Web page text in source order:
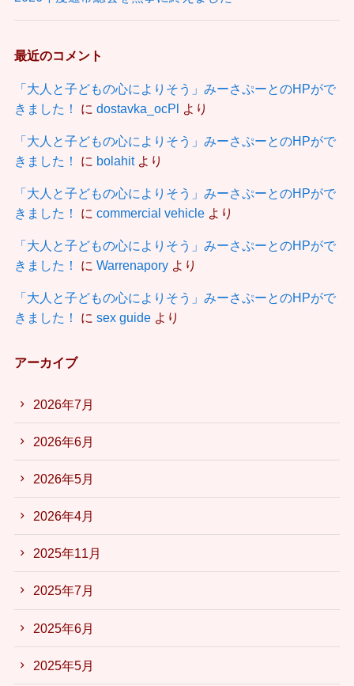
最近のコメント
「大人と子どもの心によりそう」みーさぷーとのHPがで
きました！
に dostavka_ocPl より
「大人と子どもの心によりそう」みーさぷーとのHPがで
きました！
に bolahitより
「大人と子どもの心によりそう」みーさぷーとのHPがで
きました！
に commercial vehicleより
「大人と子どもの心によりそう」みーさぷーとのHPがで
きました！
に Warrenaporyより
「大人と子どもの心によりそう」みーさぷーとのHPがで
きました！
に sex guideより
アーカイブ
2026年7月
2026年6月
2026年5月
2026年4月
2025年11月
2025年7月
2025年6月
2025年5月